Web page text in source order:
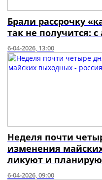
Брали рассрочку
так не получится:
6-04-2026, 13:00
Неделя почти
изменения
ликуют и
6-04-2026, 09:00